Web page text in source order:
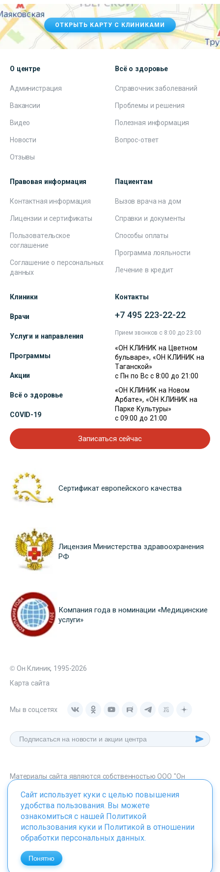
ОТКРЫТЬ КАРТУ С КЛИНИКАМИ
О центре
Администрация
Вакансии
Видео
Новости
Отзывы
Всё о здоровье
Справочник заболеваний
Проблемы и решения
Полезная информация
Вопрос-ответ
Правовая информация
Контактная информация
Лицензии и сертификаты
Пользовательское
соглашение
Соглашение о персональных
данных
Пациентам
Вызов врача на дом
Справки и документы
Способы оплаты
Программа лояльности
Лечение в кредит
Клиники
Врачи
Услуги и направления
Программы
Акции
Всё о здоровье
COVID-19
Контакты
+7 495 223-22-22
Прием звонков с 8:00 до 23:00
«ОН КЛИНИК на Цветном
бульваре», «ОН КЛИНИК на
Таганской»
с Пн по Вс с 8:00 до 21:00
«ОН КЛИНИК на Новом
Арбате», «ОН КЛИНИК на
Парке Культуры»
с 09:00 до 21:00
Записаться сейчас
Сертификат европейского качества
Лицензия Министерства здравоохранения
РФ
Компания года в номинации «Медицинские
услуги»
© Он Клиник, 1995-2026
Карта сайта
Мы в соцсетях
Материалы сайта являются собственностью ООО "Он
onclinic.ru запрещено в соответствии со статьей 1259 ГК. РФ.
ИМЕЮТСЯ ПРОТИВОПОКАЗАНИЯ. НЕОБХОДИМО
ПРОКОНСУЛЬТИРОВАТЬСЯ СО СПЕЦИАЛИСТОМ
Сайт использует куки с целью повышения
удобства пользования. Вы можете
ознакомиться с нашей Политикой
использования куки и Политикой в отношении
обработки персональных данных.
Понятно